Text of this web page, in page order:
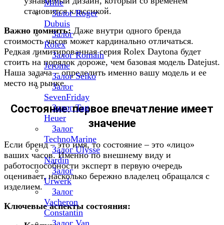
Mille
Залог Roger
Dubuis
Залог
Rolex
Залог Romain
Jerome
Залог Seiko
Залог
SevenFriday
Залог Tag
Heuer
Залог
TechnoMarine
Залог Ulysse
Nardin
Залог
Urwerk
Залог
Vacheron
Constantin
Залог Van
становится классикой.
Важно помнить:Даже внутри одного бренда
стоимость часов может кардинально отличаться.
Редкая лимитированная серия Rolex Daytona будет
стоить на порядок дороже, чем базовая модель Datejust.
Наша задача – определить именно вашу модель и ее
место на рынке.
Состояние: первое впечатление имеет
значение
Если бренд – это имя, то состояние – это «лицо»
ваших часов. Именно по внешнему виду и
работоспособности эксперт в первую очередь
оценивает, насколько бережно владелец обращался с
изделием.
Ключевые аспекты состояния: